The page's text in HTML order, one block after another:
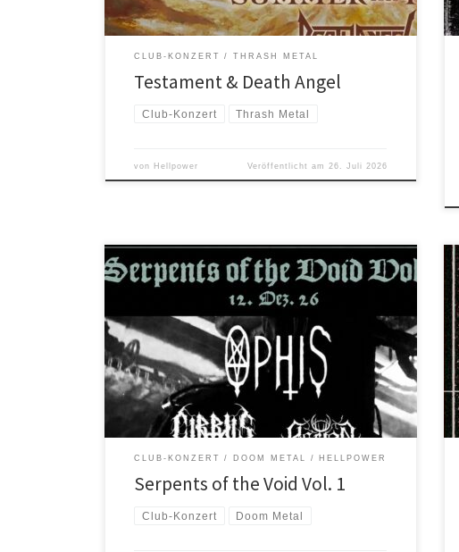
CLUB-KONZERT THRASH METAL
Testament & Death Angel
Club-Konzert Thrash Metal
von Hellpower Veröffentlicht am 26. Juli 2026
Im Dezember läuten wir eine neue, Hellpower-
Konzert-Reihe ein, die wir hoffentlich dann im
kommenden Jahr fortsetzen können. Unter dem Titel
„Serpents of the Void“ wollen wir Doom-Bands eine
Bühne bieten, ein Genre, das gerne mal etwas unter
dem Maintream-Radar läuft, dem wir bei Hellpower
aber durchaus eine Menge abgewinnen können. […]
CLUB-KONZERT DOOM METAL HELLPOWER
Serpents of the Void Vol. 1
Club-Konzert Doom Metal